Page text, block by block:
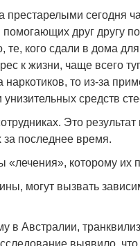
престарелыми сегодня
друг другу
кого сдали в дома
к жизни, чаще всего
то из-за
средств
Это
за последнее время.
которому их
могут вызвать
в Австралии,
выявило,